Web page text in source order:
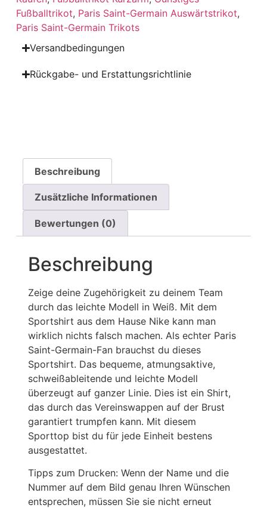
Fußballtrikot, Paris Saint-Germain Auswärtstrikot,
Paris Saint-Germain Trikots
Versandbedingungen
Rückgabe- und Erstattungsrichtlinie
Beschreibung
Zusätzliche Informationen
Bewertungen (0)
Beschreibung
Zeige deine Zugehörigkeit zu deinem Team
durch das leichte Modell in Weiß. Mit dem
Sportshirt aus dem Hause Nike kann man
wirklich nichts falsch machen. Als echter Paris
Saint-Germain-Fan brauchst du dieses
Sportshirt. Das bequeme, atmungsaktive,
schweißableitende und leichte Modell
überzeugt auf ganzer Linie. Dies ist ein Shirt,
das durch das Vereinswappen auf der Brust
garantiert trumpfen kann. Mit diesem
Sporttop bist du für jede Einheit bestens
ausgestattet.
Tipps zum Drucken: Wenn der Name und die
Nummer auf dem Bild genau Ihren Wünschen
entsprechen, müssen Sie sie nicht erneut